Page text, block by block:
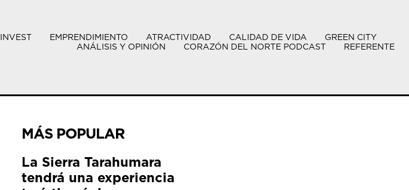
INVEST EMPRENDIMIENTO ATRACTIVIDAD CALIDAD DE VIDA
GREEN CITY
ANÁLISIS Y OPINIÓN
CORAZÓN DEL NORTE PODCAST REFERENTE
MÁS POPULAR
La Sierra Tarahumara
tendrá una experiencia